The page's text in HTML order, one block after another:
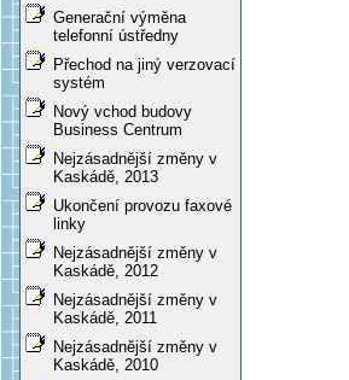
Generační výměna
telefonní ústředny
Přechod na jiný verzovací
systém
Nový vchod budovy
Business Centrum
Nejzásadnější změny v
Kaskádě, 2013
Ukončení provozu faxové
linky
Nejzásadnější změny v
Kaskádě, 2012
Nejzásadnější změny v
Kaskádě, 2011
Nejzásadnější změny v
Kaskádě, 2010